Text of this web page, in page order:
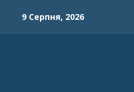
9 Серпня, 2026